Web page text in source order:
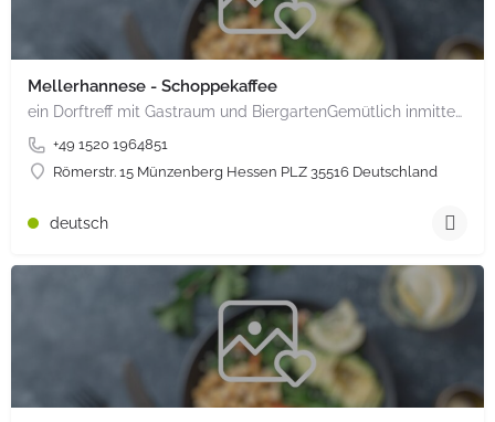
Mellerhannese - Schoppekaffee
ein Dorftreff mit Gastraum und BiergartenGemütlich inmitten unserem idyllischen Trais Münzenberg, entlang…
+49 1520 1964851
Römerstr. 15 Münzenberg Hessen PLZ 35516 Deutschland
deutsch